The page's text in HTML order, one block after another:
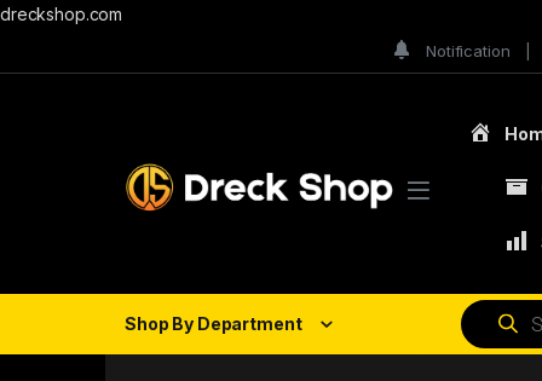
dreckshop.com
Notification
Shop By Department